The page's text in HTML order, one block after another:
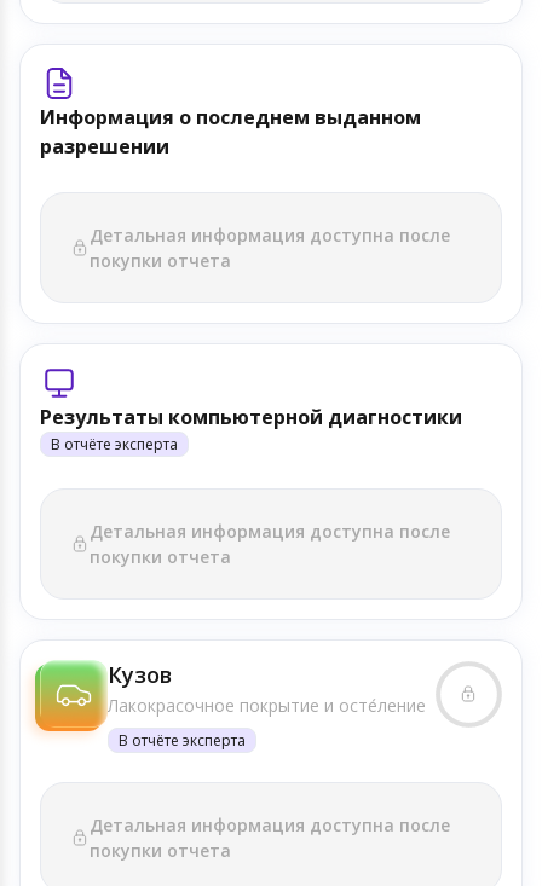
Информация о последнем выданном
разрешении
Детальная информация доступна после
покупки отчета
Результаты компьютерной диагностики
В отчёте эксперта
Детальная информация доступна после
покупки отчета
Кузов
Лакокрасочное покрытие и осте́ление
В отчёте эксперта
Детальная информация доступна после
покупки отчета